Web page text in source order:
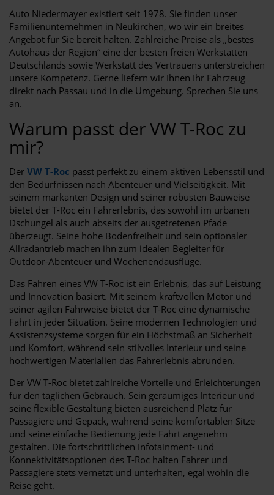
Auto Niedermayer existiert seit 1978. Sie finden unser
Familienunternehmen in Neukirchen, wo wir ein breites
Angebot für Sie bereit halten. Zahlreiche Preise als „bestes
Autohaus der Region“ eine der besten freien Werkstätten
Deutschlands sowie Werkstatt des Vertrauens unterstreichen
unsere Kompetenz. Gerne liefern wir Ihnen Ihr Fahrzeug
direkt nach Passau und in die Umgebung. Sprechen Sie uns
an.
Warum passt der VW T-Roc zu
mir?
Der VW T-Roc passt perfekt zu einem aktiven Lebensstil und
den Bedürfnissen nach Abenteuer und Vielseitigkeit. Mit
seinem markanten Design und seiner robusten Bauweise
bietet der T-Roc ein Fahrerlebnis, das sowohl im urbanen
Dschungel als auch abseits der ausgetretenen Pfade
überzeugt. Seine hohe Bodenfreiheit und sein optionaler
Allradantrieb machen ihn zum idealen Begleiter für
Outdoor-Abenteuer und Wochenendausflüge.
Das Fahren eines VW T-Roc ist ein Erlebnis, das auf Leistung
und Innovation basiert. Mit seinem kraftvollen Motor und
seiner agilen Fahrweise bietet der T-Roc eine dynamische
Fahrt in jeder Situation. Seine modernen Technologien und
Assistenzsysteme sorgen für ein Höchstmaß an Sicherheit
und Komfort, während sein stilvolles Interieur und seine
hochwertigen Materialien das Fahrerlebnis abrunden.
Der VW T-Roc bietet zahlreiche Vorteile und Erleichterungen
für den täglichen Gebrauch. Sein geräumiges Interieur und
seine flexible Gestaltung bieten ausreichend Platz für
Passagiere und Gepäck, während seine komfortablen Sitze
und seine einfache Bedienung jede Fahrt angenehm
gestalten. Die fortschrittlichen Infotainment- und
Konnektivitätsoptionen des T-Roc halten Fahrer und
Passagiere stets vernetzt und unterhalten, egal wohin die
Reise geht.